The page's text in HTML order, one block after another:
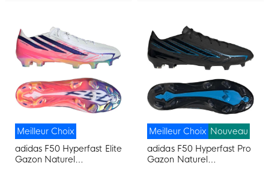
Meilleur Choix
adidas F50 Hyperfast Elite
Gazon Naturel
Meilleur Choix Nouveau
adidas F50 Hyperfast Pro
Gazon Naturel